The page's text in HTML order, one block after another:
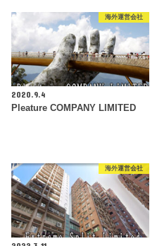
海外運営会社
2020.9.4
Pleature COMPANY LIMITED
海外運営会社